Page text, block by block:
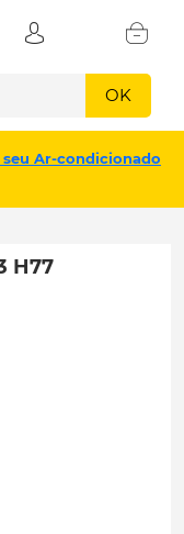
OK
Ar-condicionado
H77